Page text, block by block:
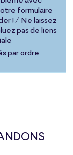
formulaire
! / Ne laissez
pas de liens
par ordre